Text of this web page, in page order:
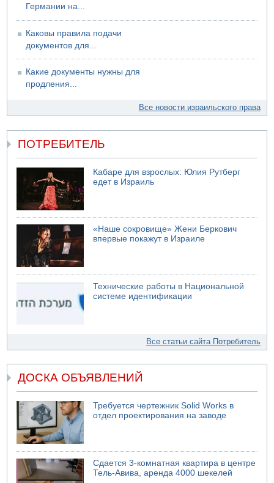
Германии на...
Каковы правила подачи
документов для...
Какие документы нужны для
продления...
Все новости израильского права
ПОТРЕБИТЕЛЬ
Кабаре для взрослых: Юлия Рутберг
едет в Израиль
«Наше сокровище» Жени Беркович
впервые покажут в Израиле
Технические работы в Национальной
системе идентификации
Все статьи сайта Потребитель
ДОСКА ОБЪЯВЛЕНИЙ
Требуется чертежник Solid Works в
отдел проектирования на заводе
Сдается 3-комнатная квартира в центре
Тель-Авива, аренда 4000 шекелей